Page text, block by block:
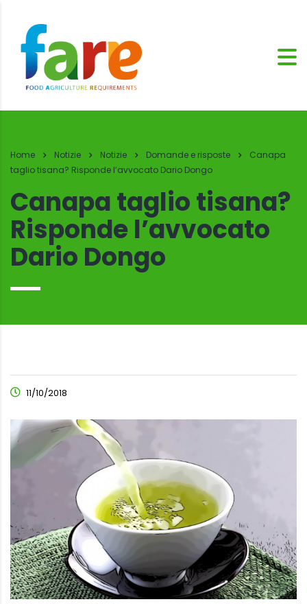
Home Notizie Notizie Domande e risposte
Canapa
taglio tisana? Risponde l’avvocato Dario Dongo
Canapa taglio tisana?
Risponde l’avvocato
Dario Dongo
11/10/2018